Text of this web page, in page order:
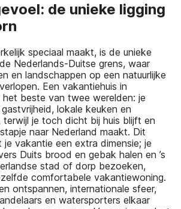
de unieke ligging
speciaal maakt, is de unieke
Nederlands-Duitse grens, waar
en landschappen op een natuurlijke
Een vakantiehuis in
beste van twee werelden: je
lokale keuken en
terwijl je toch dicht bij huis blijft en
naar Nederland maakt. Dit
vakantie een extra dimensie; je
Duits brood en gebak halen en ’s
stad of dorp bezoeken,
comfortabele vakantiewoning.
ontspannen, internationale sfeer,
en watersporters elkaar